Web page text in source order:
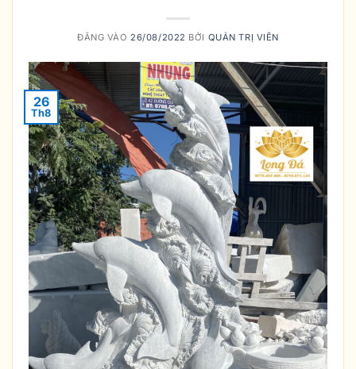
ĐĂNG VÀO 26/08/2022 BỞI QUẢN TRỊ VIÊN
26
Th8